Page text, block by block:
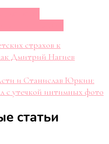
страхов к
Дмитрий Нагиев
и Станислав Юркин:
с утечкой интимных фото
статьи